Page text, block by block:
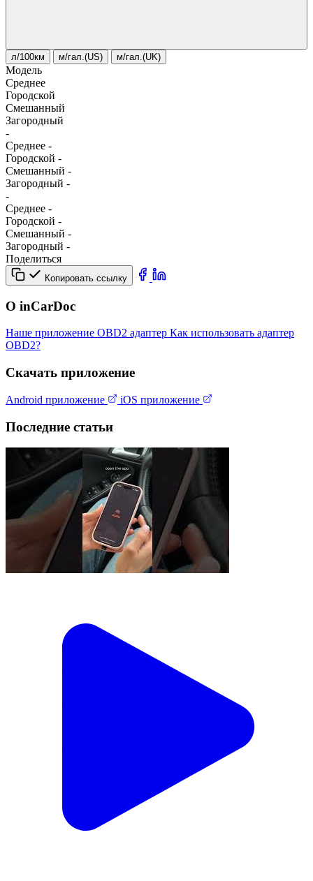
л/100км м/гал.(US) м/гал.(UK)
Модель
Среднее
Городской
Смешанный
Загородный
-
Среднее -
Городской -
Смешанный -
Загородный -
-
Среднее -
Городской -
Смешанный -
Загородный -
Поделиться
Копировать ссылку
О inCarDoc
Наше приложение OBD2 адаптер Как использовать адаптер
OBD2?
Скачать приложение
Android приложение iOS приложение
Последние статьи